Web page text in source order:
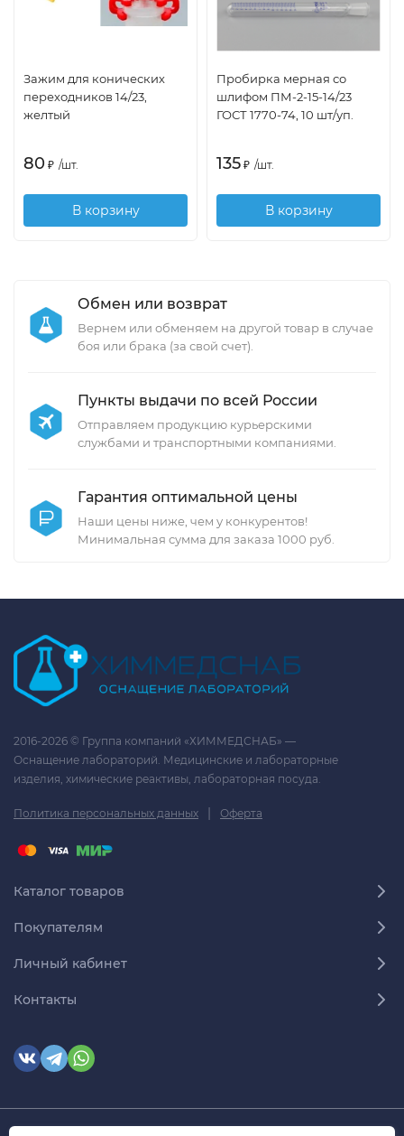
Зажим для конических
переходников 14/23,
желтый
80 ₽ /шт.
В корзину
Пробирка мерная со
шлифом ПМ-2-15-14/23
ГОСТ 1770-74, 10 шт/уп.
135 ₽ /шт.
В корзину
Обмен или возврат
Вернем или обменяем на другой товар в случае
боя или брака (за свой счет).
Пункты выдачи по всей России
Отправляем продукцию курьерскими
службами и транспортными компаниями.
Гарантия оптимальной цены
Наши цены ниже, чем у конкурентов!
Минимальная сумма для заказа 1000 руб.
2016-2026 © Группа компаний «ХИММЕДСНАБ» —
Оснащение лабораторий. Медицинские и лабораторные
изделия, химические реактивы, лабораторная посуда.
Политика персональных данных | Оферта
Каталог товаров
Покупателям
Личный кабинет
Контакты